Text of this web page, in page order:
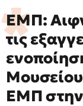
ΕΜΠ:
τις
ΕΜΠ